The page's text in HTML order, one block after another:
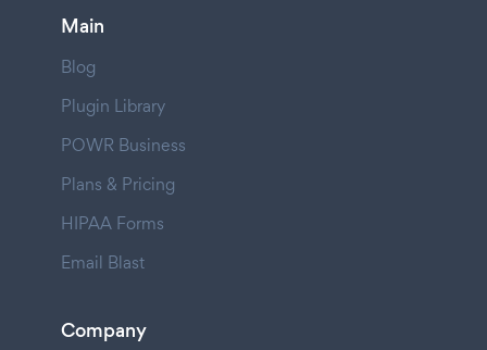
Main
Blog
Plugin Library
POWR Business
Plans & Pricing
HIPAA Forms
Email Blast
Company